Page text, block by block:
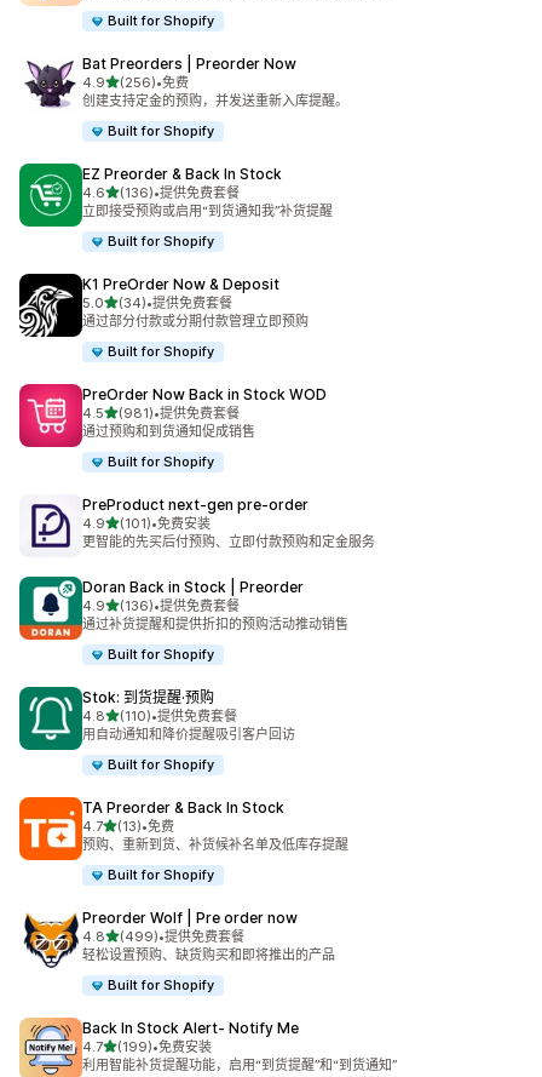
Built for Shopify
Bat Preorders | Preorder Now
4.9星（满分 5 星）
(256)
总共 256 条评论
•免费
创建支持定金的预购，并发送重新入库提醒。
Built for Shopify
EZ Preorder & Back In Stock
4.6星（满分 5 星）
(136)
总共 136 条评论
•提供免费套餐
立即接受预购或启用“到货通知我”补货提醒
Built for Shopify
K1 PreOrder Now & Deposit
5.0星（满分 5 星）
(34)
总共 34 条评论
•提供免费套餐
通过部分付款或分期付款管理立即预购
Built for Shopify
PreOrder Now Back in Stock WOD
4.5星（满分 5 星）
(981)
总共 981 条评论
•提供免费套餐
通过预购和到货通知促成销售
Built for Shopify
PreProduct next‑gen pre‑order
4.9星（满分 5 星）
(101)
总共 101 条评论
•免费安装
更智能的先买后付预购、立即付款预购和定金服务
Doran Back in Stock | Preorder
4.9星（满分 5 星）
(136)
总共 136 条评论
•提供免费套餐
通过补货提醒和提供折扣的预购活动推动销售
Built for Shopify
Stok: 到货提醒·预购
4.8星（满分 5 星）
(110)
总共 110 条评论
•提供免费套餐
用自动通知和降价提醒吸引客户回访
Built for Shopify
TA Preorder & Back In Stock
4.7星（满分 5 星）
(13)
总共 13 条评论
•免费
预购、重新到货、补货候补名单及低库存提醒
Built for Shopify
Preorder Wolf | Pre order now
4.8星（满分 5 星）
(499)
总共 499 条评论
•提供免费套餐
轻松设置预购、缺货购买和即将推出的产品
Built for Shopify
Back In Stock Alert‑ Notify Me
4.7星（满分 5 星）
(199)
总共 199 条评论
•免费安装
利用智能补货提醒功能，启用“到货提醒”和“到货通知”